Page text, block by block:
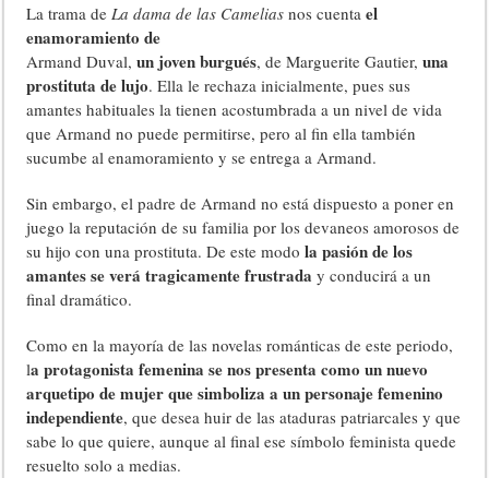
La trama deLa dama de las Camelias nos cuentael
enamoramiento de
Armand Duval,un joven burgués, de Marguerite Gautier,una
prostituta de lujo. Ella le rechaza inicialmente, pues sus
amantes habituales la tienen acostumbrada a un nivel de vida
que Armand no puede permitirse, pero al fin ella también
sucumbe al enamoramiento y se entrega a Armand.
Sin embargo, el padre de Armand no está dispuesto a poner en
juego la reputación de su familia por los devaneos amorosos de
su hijo con una prostituta. De este modola pasión de los
amantes se verá tragicamente frustrada y conducirá a un
final dramático.
Como en la mayoría de las novelas románticas de este periodo,
la protagonista femenina se nos presenta como un nuevo
arquetipo de mujer que simboliza a un personaje femenino
independiente, que desea huir de las ataduras patriarcales y que
sabe lo que quiere, aunque al final ese símbolo feminista quede
resuelto solo a medias.